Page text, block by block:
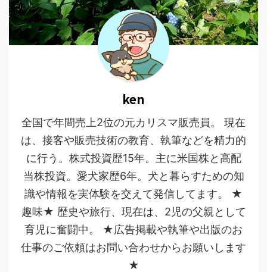
ken
全国で年間売上2位の元カリスマ販売員。 現在
は、接客や販売技術の教育、執筆などを精力的
に行う。株式投資歴15年。主に米国株と高配
当株投資。愛犬家歴6年。犬と暮らすための知
識や情報を実体験を交えて発信してます。 ★
趣味★ 歴史や旅行、現在は、2児の父親として
育児に奮闘中。 ★広告掲載や執筆や出版のお
仕事のご依頼はお問い合わせからお願いします
★